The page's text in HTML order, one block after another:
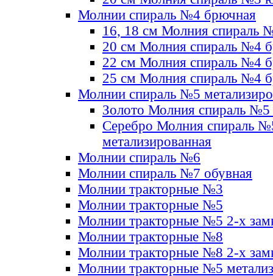
Молнии спираль №4 брючная
16, 18 см Молния спираль
20 см Молния спираль №4
22 см Молния спираль №4
25 см Молния спираль №4
Молнии спираль №5
Золото Молния спираль №5
Серебро Молния спираль
метализированная
Молнии спираль №6
Молнии спираль №7 обувная
Молнии тракторные №3
Молнии тракторные №5
Молнии тракторные №5 2-х
Молнии тракторные №8
Молнии тракторные №8 2-х
Молнии тракторные №5